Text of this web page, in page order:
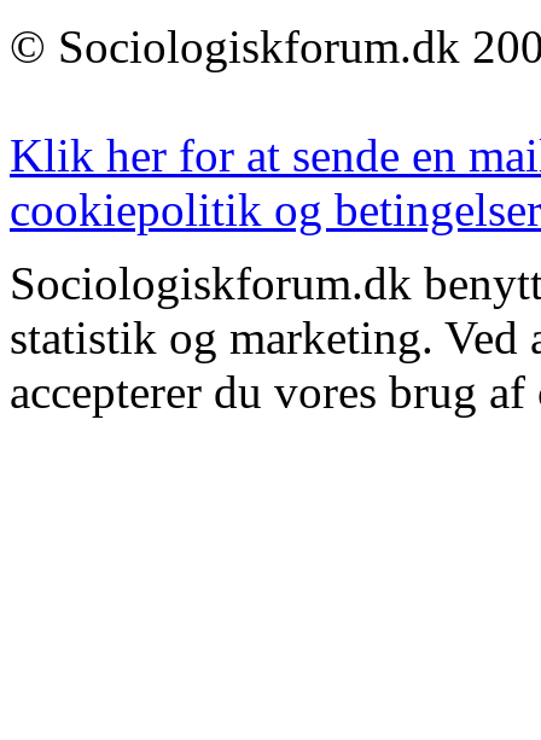
© Sociologiskforum.dk
Klik her for at sende en
cookiepolitik og
Sociologiskforum.dk
statistik og marketing. Ved
accepterer du vores brug